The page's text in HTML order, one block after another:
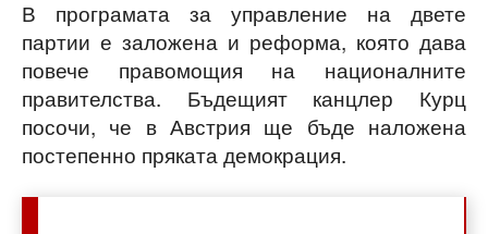
В програмата за управление на двете
партии е заложена и реформа, която дава
повече правомощия на националните
правителства. Бъдещият канцлер Курц
посочи, че в Австрия ще бъде наложена
постепенно пряката демокрация.